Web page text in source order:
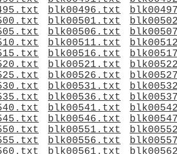
blk00496.txt
blk00501.txt
blk00506.txt
blk00511.txt
blk00516.txt
blk00521.txt
blk00526.txt
blk00531.txt
blk00536.txt
blk00541.txt
blk00546.txt
blk00551.txt
blk00556.txt
blk00561.txt